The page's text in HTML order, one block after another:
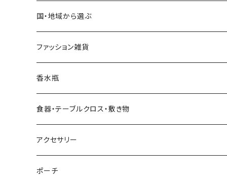
クリスマスツリー
ヌードツリー（飾りなし）
そのまま飾れるツリー
クリスマスオーナメント・飾り
くるみ割り人形オーナメント
不思議の国のアリスオーナメント
クリスマスオブジェ・置物
スノードーム
スノードーム（LEDライト付き）
クリスマスリース
クリスマスミュージックオブジェ（音楽付きオブジェ）
オルゴールタイプ
クリスマスイルミネーションライト
置物・オブジェ
小物入れ・小物置き
スマホスタンド
ウォールアート（壁飾り）
ジュエリースタンド
キャンドルスタンド
国・地域から選ぶ
イタリア
チェコ
オランダ
ハワイ
ネパール
ファッション雑貨
ピアス
腕時計
バッグ
ミニトートバッグ
スリッパ
香水瓶
食器・テーブルクロス・敷き物
カップ・ソーサー
お皿（プレート）
アクセサリー
ピアス
ポーチ